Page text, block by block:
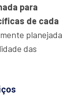
para
de cada
planejada
das